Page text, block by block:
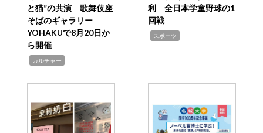
と猫”の共演 歌舞伎座
そばのギャラリー
YOHAKUで8月20日か
ら開催
カルチャー
利 全日本学童野球の1
回戦
スポーツ